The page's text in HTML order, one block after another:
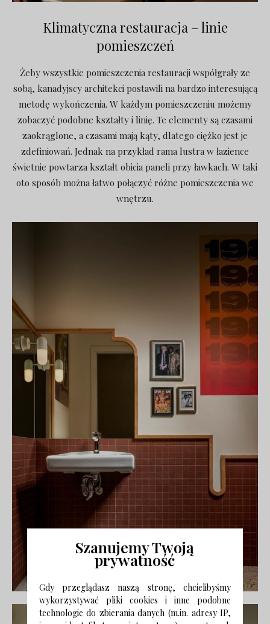
Klimatyczna restauracja – linie
pomieszczeń
Żeby wszystkie pomieszczenia restauracji współgrały ze
sobą, kanadyjscy architekci postawili na bardzo interesującą
metodę wykończenia. W każdym pomieszczeniu możemy
zobaczyć podobne kształty i linię. Te elementy są czasami
zaokrąglone, a czasami mają kąty, dlatego ciężko jest je
zdefiniowań. Jednak na przykład rama lustra w łazience
świetnie powtarza kształt obicia paneli przy ławkach. W taki
oto sposób można łatwo połączyć różne pomieszczenia we
wnętrzu.
Szanujemy Twoją
prywatność
Gdy przeglądasz naszą stronę, chcielibyśmy
wykorzystywać pliki cookies i inne podobne
technologie do zbierania danych (m.in. adresy IP,